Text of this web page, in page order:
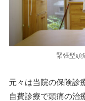
緊張型頭
元々は当院の保険診
自費診療で頭痛の治